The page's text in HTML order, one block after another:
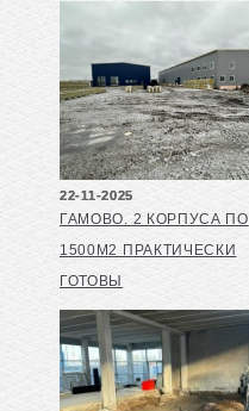
22-11-2025
ГАМОВО. 2 КОРПУСА ПО
1500М2 ПРАКТИЧЕСКИ
ГОТОВЫ